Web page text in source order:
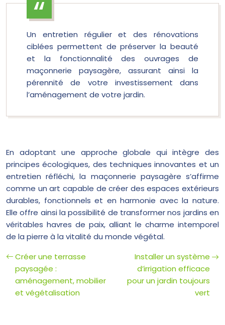
Un entretien régulier et des rénovations
ciblées permettent de préserver la beauté
et la fonctionnalité des ouvrages de
maçonnerie paysagère, assurant ainsi la
pérennité de votre investissement dans
l’aménagement de votre jardin.
En adoptant une approche globale qui intègre des
principes écologiques, des techniques innovantes et un
entretien réfléchi, la maçonnerie paysagère s’affirme
comme un art capable de créer des espaces extérieurs
durables, fonctionnels et en harmonie avec la nature.
Elle offre ainsi la possibilité de transformer nos jardins en
véritables havres de paix, alliant le charme intemporel
de la pierre à la vitalité du monde végétal.
Créer une terrasse
paysagée :
aménagement, mobilier
et végétalisation
Installer un système
d’irrigation efficace
pour un jardin toujours
vert